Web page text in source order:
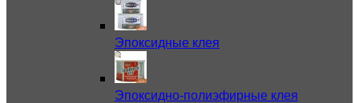
Эпоксидные клея
Эпоксидно-полиэфирные клея